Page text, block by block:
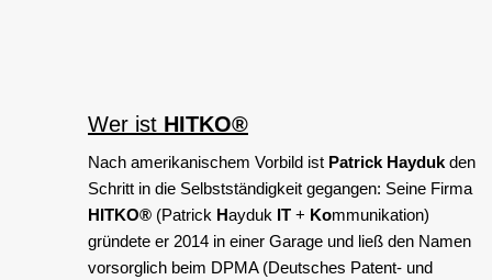
Wer ist HITKO®
Nach amerikanischem Vorbild ist Patrick Hayduk den
Schritt in die Selbstständigkeit gegangen: Seine Firma
HITKO® (Patrick Hayduk IT + Kommunikation)
gründete er 2014 in einer Garage und ließ den Namen
vorsorglich beim DPMA (Deutsches Patent- und